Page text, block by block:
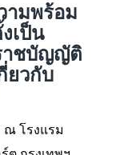
ามพร้อม
เป็น
าชบัญญัติ
ยวกับ
ณ โรงแรม